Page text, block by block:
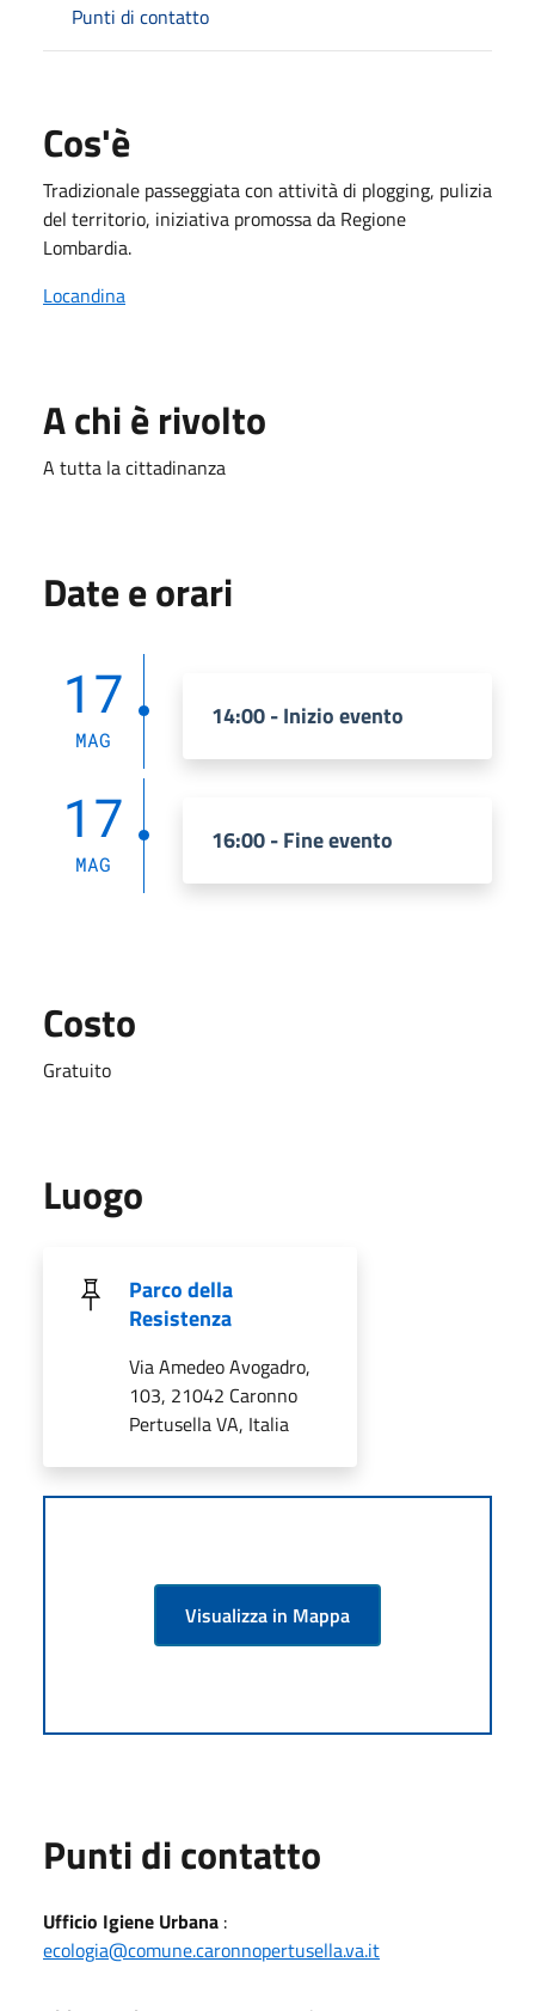
Punti di contatto
Cos'è
Tradizionale passeggiata con attività di plogging, pulizia
del territorio, iniziativa promossa da Regione
Lombardia.
Locandina
A chi è rivolto
A tutta la cittadinanza
Date e orari
17
MAG
14:00 - Inizio evento
17
MAG
16:00 - Fine evento
Costo
Gratuito
Luogo
Parco della
Resistenza
Via Amedeo Avogadro,
103, 21042 Caronno
Pertusella VA, Italia
Visualizza in Mappa
Punti di contatto
Ufficio Igiene Urbana :
ecologia@comune.caronnopertusella.va.it